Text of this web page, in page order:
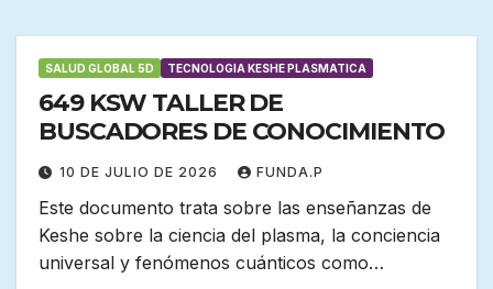
SALUD GLOBAL 5D TECNOLOGIA KESHE PLASMATICA
649 KSW TALLER DE
BUSCADORES DE CONOCIMIENTO
10 DE JULIO DE 2026 FUNDA.P
Este documento trata sobre las enseñanzas de
Keshe sobre la ciencia del plasma, la conciencia
universal y fenómenos cuánticos como…